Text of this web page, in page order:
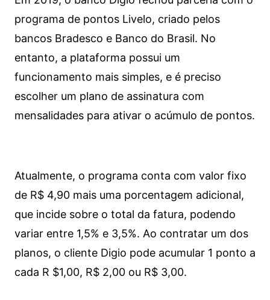
programa de pontos Livelo, criado pelos
bancos Bradesco e Banco do Brasil. No
entanto, a plataforma possui um
funcionamento mais simples, e é preciso
escolher um plano de assinatura com
mensalidades para ativar o acúmulo de pontos.
Atualmente, o programa conta com valor fixo
de R$ 4,90 mais uma porcentagem adicional,
que incide sobre o total da fatura, podendo
variar entre 1,5% e 3,5%. Ao contratar um dos
planos, o cliente Digio pode acumular 1 ponto a
cada R $1,00, R$ 2,00 ou R$ 3,00.